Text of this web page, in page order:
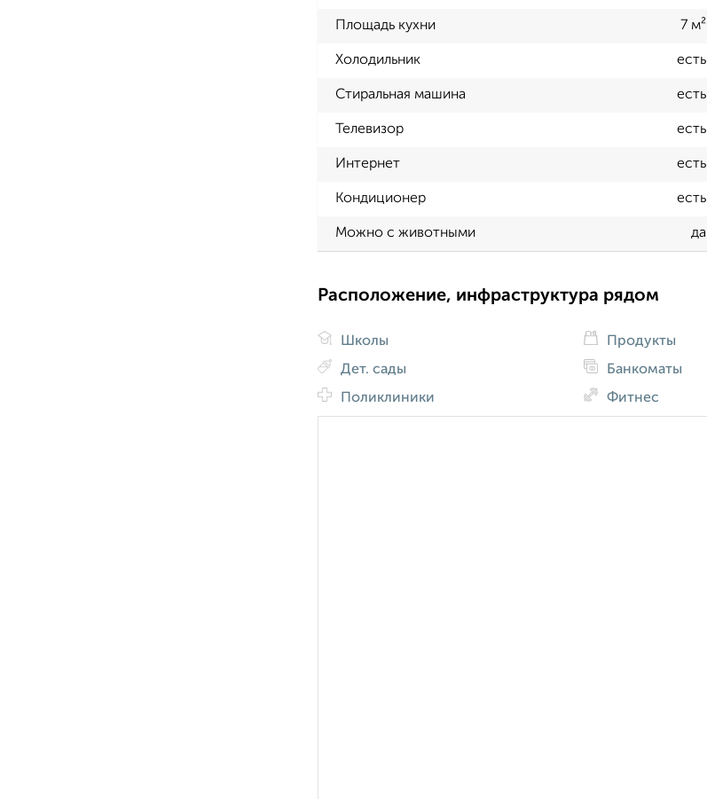
Площадь кухни 7 м²
Холодильник есть
Стиральная машина есть
Телевизор есть
Интернет есть
Кондиционер есть
Можно с животными да
Расположение, инфраструктура рядом
Школы
Дет. сады
Поликлиники
Продукты
Банкоматы
Фитнес